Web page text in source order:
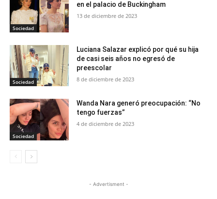
Sociedad
en el palacio de Buckingham
13 de diciembre de 2023
Sociedad
Luciana Salazar explicó por qué su hija
de casi seis años no egresó de
preescolar
8 de diciembre de 2023
Sociedad
Wanda Nara generó preocupación: “No
tengo fuerzas”
4 de diciembre de 2023
- Advertisment -